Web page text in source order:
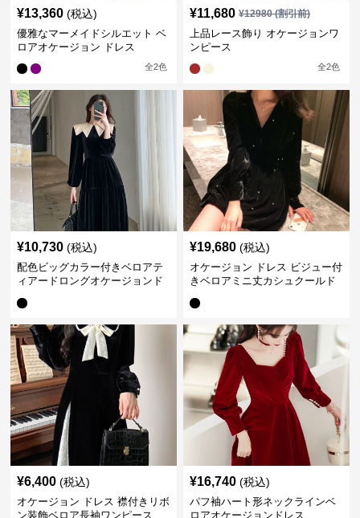
¥13,360 (税込)
優雅なマーメイドシルエット ベ
ロアオケージョン ドレス
全2色
¥11,680 ¥12980(割引前)
上品レース飾り オケージョンワ
ンピース
全2色
¥10,730 (税込)
配色ビッグカラー付きベロアテ
ィアードロングオケージョンド
¥19,680 (税込)
オケージョン ドレス ビジュー付
きベロアミニ丈カシュクールド
¥6,400 (税込)
オケージョン ドレス 襟付きリボ
ン装飾ベロア長袖ワンピース
¥16,740 (税込)
パフ袖ハート形ネックラインベ
ロアオケージョンドレス